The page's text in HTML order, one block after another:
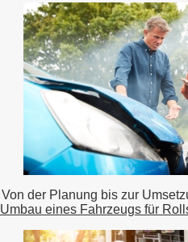
Von der Planung bis zur
Umbau eines Fahrzeugs für